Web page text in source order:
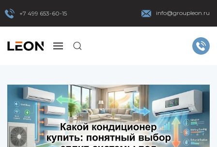
+7 499 653-60-15 info@groupleon.ru